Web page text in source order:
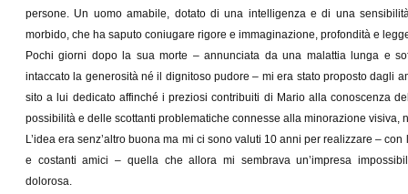
persone. Un uomo amabile, dotato di una intelligenza e di una
morbido, che ha saputo coniugare rigore e immaginazione, profondità e
Pochi giorni dopo la sua morte – annunciata da una malattia lunga e
intaccato la generosità né il dignitoso pudore – mi era stato proposto dagli
sito a lui dedicato affinché i preziosi contribuiti di Mario alla conoscenza
possibilità e delle scottanti problematiche connesse alla minorazione visiva,
L’idea era senz’altro buona ma mi ci sono valuti 10 anni per realizzare –
e costanti amici – quella che allora mi sembrava un’impresa
dolorosa.